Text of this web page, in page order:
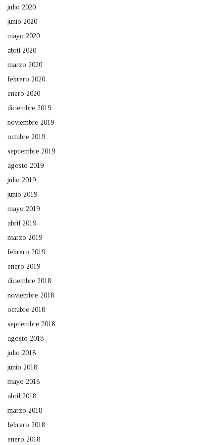
julio 2020
junio 2020
mayo 2020
abril 2020
marzo 2020
febrero 2020
enero 2020
diciembre 2019
noviembre 2019
octubre 2019
septiembre 2019
agosto 2019
julio 2019
junio 2019
mayo 2019
abril 2019
marzo 2019
febrero 2019
enero 2019
diciembre 2018
noviembre 2018
octubre 2018
septiembre 2018
agosto 2018
julio 2018
junio 2018
mayo 2018
abril 2018
marzo 2018
febrero 2018
enero 2018